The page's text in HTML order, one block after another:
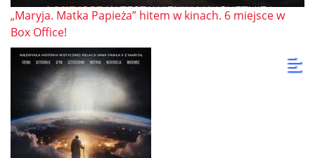
„Maryja. Matka Papieża” hitem w kinach. 6 miejsce w
Box Office!